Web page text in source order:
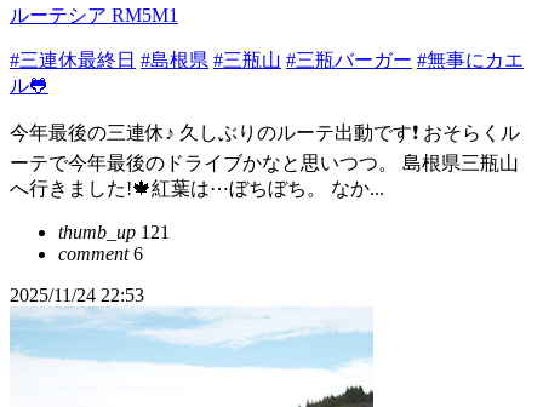
ルーテシア RM5M1
#三連休最終日 #島根県 #三瓶山 #三瓶バーガー #無事にカエ
ル🐸
今年最後の三連休♪ 久しぶりのルーテ出動です❗️ おそらくル
ーテで今年最後のドライブかなと思いつつ。 島根県三瓶山
へ行きました!🍁紅葉は⋯ぼちぼち。 なか...
thumb_up 121
comment6
2025/11/24 22:53